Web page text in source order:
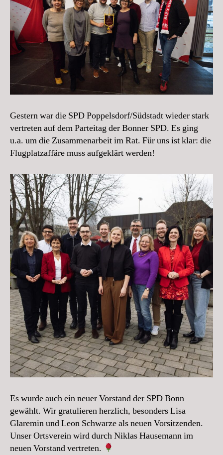
Gestern war die SPD Poppelsdorf/Südstadt wieder stark
vertreten auf dem Parteitag der Bonner SPD. Es ging
u.a. um die Zusammenarbeit im Rat. Für uns ist klar: die
Flugplatzaffäre muss aufgeklärt werden!
Es wurde auch ein neuer Vorstand der SPD Bonn
gewählt. Wir gratulieren herzlich, besonders Lisa
Glaremin und Leon Schwarze als neuen Vorsitzenden.
Unser Ortsverein wird durch Niklas Hausemann im
neuen Vorstand vertreten.